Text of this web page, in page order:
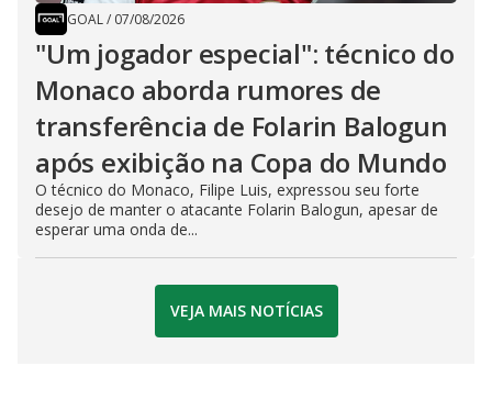
GOAL/ 07/08/2026
"Um jogador especial": técnico do
Monaco aborda rumores de
transferência de Folarin Balogun
após exibição na Copa do Mundo
O técnico do Monaco, Filipe Luis, expressou seu forte
desejo de manter o atacante Folarin Balogun, apesar de
esperar uma onda de...
VEJA MAIS NOTÍCIAS